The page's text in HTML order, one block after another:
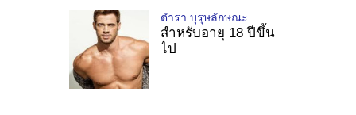
ตำรา บุรุษลักษณะ
สำหรับอายุ 18 ปีขึ้น
ไป